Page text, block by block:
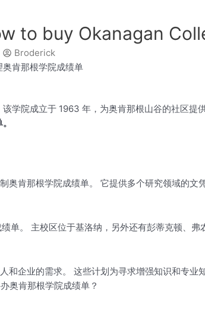
to buy Okanagan
Broderick
学院成立于 1963 年，为奥肯那根山谷的社区提
肯那根学院成绩单。 它提供多个研究领域的
单。 主校区位于基洛纳，另外还有彭蒂克顿、
企业的需求。 这些计划为寻求增强知识和专业
奥肯那根学院成绩单？